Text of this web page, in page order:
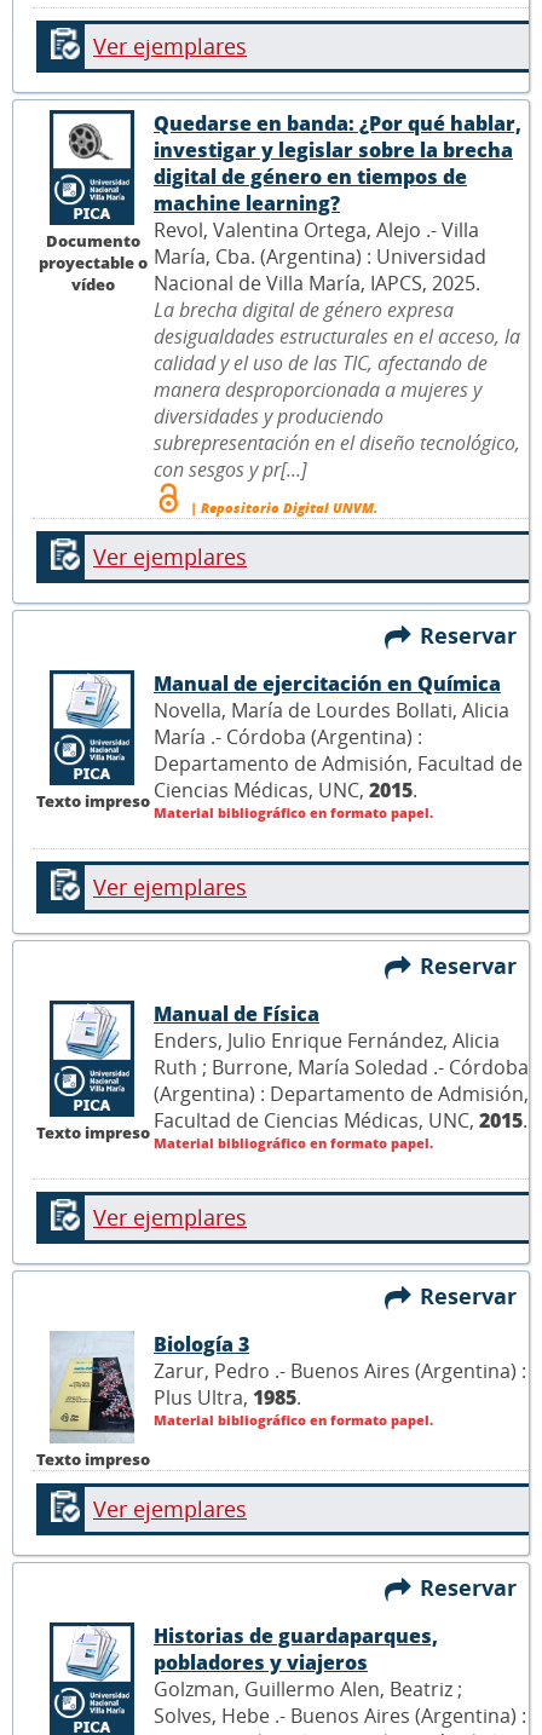
Ver ejemplares
Documento
proyectable o
vídeo
Quedarse en banda: ¿Por qué hablar,
investigar y legislar sobre la brecha
digital de género en tiempos de
machine learning?
Revol, Valentina Ortega, Alejo .- Villa
María, Cba. (Argentina) : Universidad
Nacional de Villa María, IAPCS, 2025.
La brecha digital de género expresa
desigualdades estructurales en el acceso, la
calidad y el uso de las TIC, afectando de
manera desproporcionada a mujeres y
diversidades y produciendo
subrepresentación en el diseño tecnológico,
con sesgos y pr[...]
| Repositorio Digital UNVM.
Ver ejemplares
Reservar
Texto impreso
Manual de ejercitación en Química
Novella, María de Lourdes Bollati, Alicia
María .- Córdoba (Argentina) :
Departamento de Admisión, Facultad de
Ciencias Médicas, UNC, 2015.
Material bibliográfico en formato papel.
Ver ejemplares
Reservar
Texto impreso
Manual de Física
Enders, Julio Enrique Fernández, Alicia
Ruth ; Burrone, María Soledad .- Córdoba
(Argentina) : Departamento de Admisión,
Facultad de Ciencias Médicas, UNC, 2015.
Material bibliográfico en formato papel.
Ver ejemplares
Reservar
Texto impreso
Biología 3
Zarur, Pedro .- Buenos Aires (Argentina) :
Plus Ultra, 1985.
Material bibliográfico en formato papel.
Ver ejemplares
Reservar
Historias de guardaparques,
pobladores y viajeros
Golzman, Guillermo Alen, Beatriz ;
Solves, Hebe .- Buenos Aires (Argentina) :